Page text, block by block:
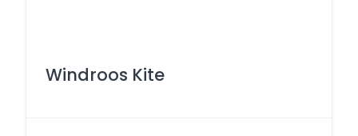
Windroos Kite